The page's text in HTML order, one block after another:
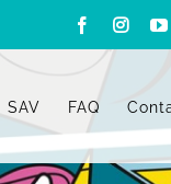
Facebook
SAV FAQ